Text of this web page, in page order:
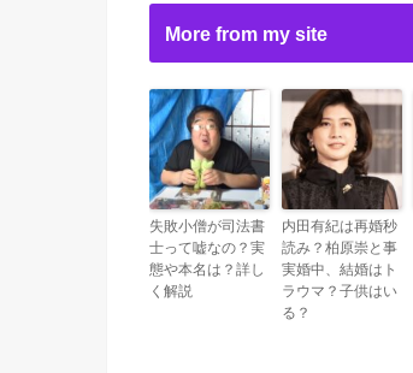
More from my site
失敗小僧が司法書
士って嘘なの？実
態や本名は？詳し
く解説
内田有紀は再婚秒
読み？柏原崇と事
実婚中、結婚はト
ラウマ？子供はい
る？